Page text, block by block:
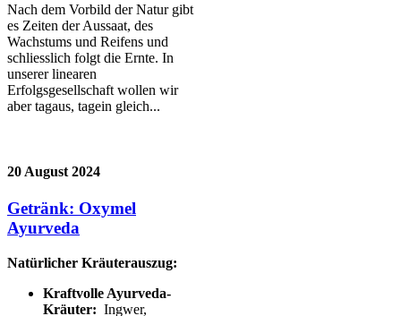
Nach dem Vorbild der Natur gibt
es Zeiten der Aussaat, des
Wachstums und Reifens und
schliesslich folgt die Ernte. In
unserer linearen
Erfolgsgesellschaft wollen wir
aber tagaus, tagein gleich...
20 August 2024
Getränk: Oxymel
Ayurveda
Natürlicher Kräuterauszug:
Kraftvolle Ayurveda-
Kräuter: Ingwer,